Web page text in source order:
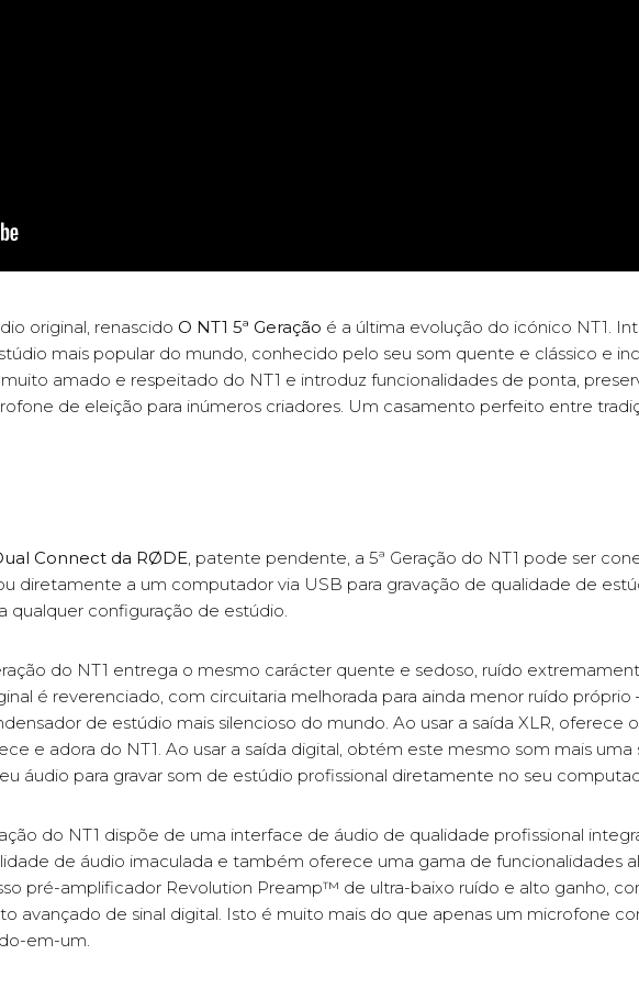
original, renascido O NT1 5ª Geração é a última evolução do icónico NT1.
mais popular do mundo, conhecido pelo seu som quente e clássico e
amado e respeitado do NT1 e introduz funcionalidades de ponta,
de eleição para inúmeros criadores. Um casamento perfeito entre
Connect da RØDE, patente pendente, a 5ª Geração do NT1 pode ser
diretamente a um computador via USB para gravação de qualidade de
qualquer configuração de estúdio.
do NT1 entrega o mesmo carácter quente e sedoso, ruído
é reverenciado, com circuitaria melhorada para ainda menor ruído
de estúdio mais silencioso do mundo. Ao usar a saída XLR, oferece
e adora do NT1. Ao usar a saída digital, obtém este mesmo som mais
áudio para gravar som de estúdio profissional diretamente no seu
do NT1 dispõe de uma interface de áudio de qualidade profissional
de áudio imaculada e também oferece uma gama de funcionalidades
pré-amplificador Revolution Preamp™ de ultra-baixo ruído e alto ganho,
avançado de sinal digital. Isto é muito mais do que apenas um microfone
em-um.